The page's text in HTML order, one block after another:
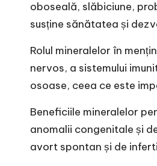
oboseală, slăbiciune,
susține sănătatea și
Rolul mineralelor în
nervos, a sistemului
osoase, ceea ce este
Beneficiile mineralelor
anomalii congenitale și
avort spontan și de